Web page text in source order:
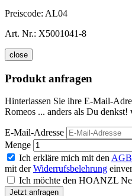
Preiscode: AL04
Art. Nr.: X5001041-8
close
Produkt anfragen
Hinterlassen Sie ihre E-Mail-
Romeos ... anders als Du
E-Mail-Adresse
Menge
Ich erkläre mich mit den AGB
mit derWiderrufsbelehrung
Ich möchte den HOANZL